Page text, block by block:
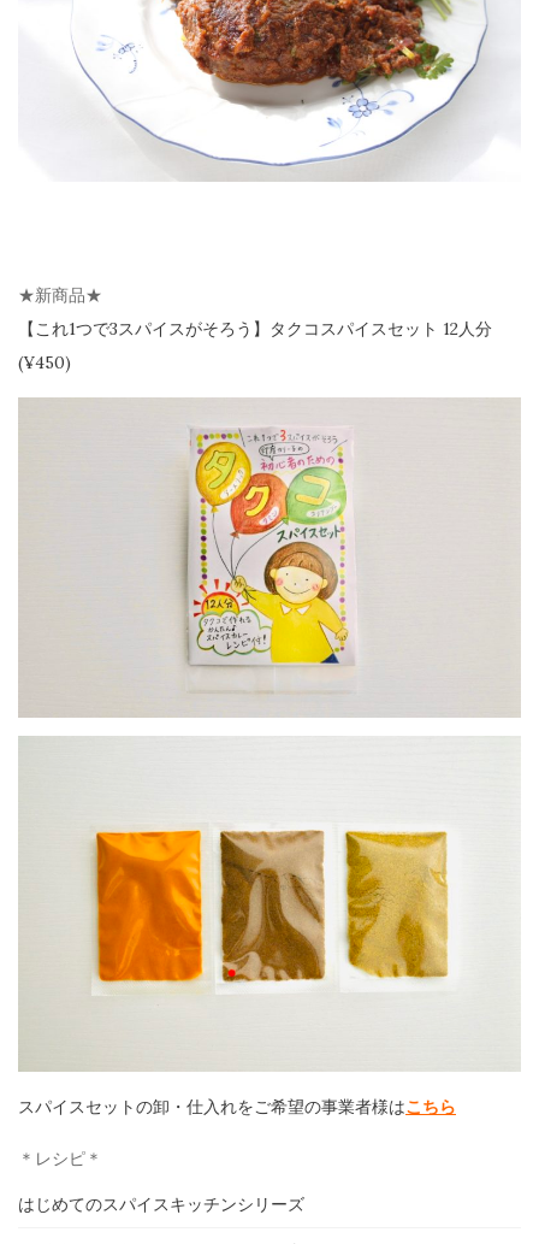
★新商品★
【これ1つで3スパイスがそろう】
タクコスパイスセット 12人分
(¥450)
スパイスセットの卸・仕入れをご希望の事業者様はこちら
＊レシピ＊
はじめてのスパイスキッチンシリーズ